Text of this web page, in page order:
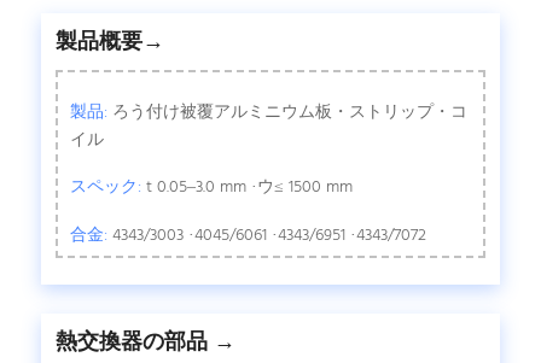
製品概要→
製品: ろう付け被覆アルミニウム板・ストリップ・コ
イル
スペック: t 0.05–3.0 mm ·ウ≤ 1500 mm
合金: 4343/3003 ·4045/6061 ·4343/6951 ·4343/7072
熱交換器の部品 →